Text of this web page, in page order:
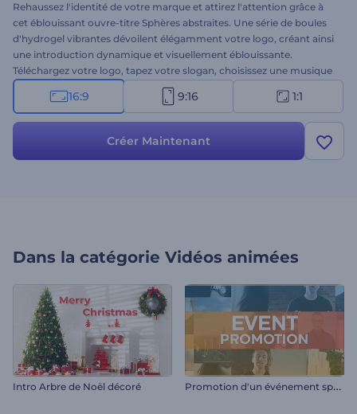
Rehaussez l'identité de votre marque et attirez l'attention grâce à
cet éblouissant ouvre-titre Sphères abstraites. Une série de boules
d'hydrogel vibrantes dévoilent élégamment votre logo, créant ainsi
une introduction dynamique et visuellement éblouissante.
Téléchargez votre logo, tapez votre slogan, choisissez une musique
de fond et prévisualisez pour voir le résultat final. Ce modèle est
idéal pour les entreprises, les startups ou tout autre projet
Créez dès maintenant et démarquez votre logo avec un
16:9 9:16 1:1
Créer Maintenant
Dans la catégorie Vidéos animées
Intro Arbre de Noël décoré P
romotion d'un événement spécial